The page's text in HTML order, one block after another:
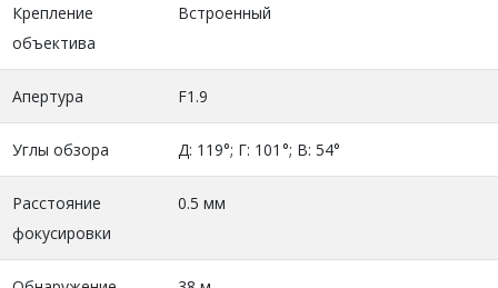
Крепление
объектива
Встроенный
Апертура F1.9
Углы обзора Д: 119°; Г: 101°; В: 54°
Расстояние
фокусировки
0.5 мм